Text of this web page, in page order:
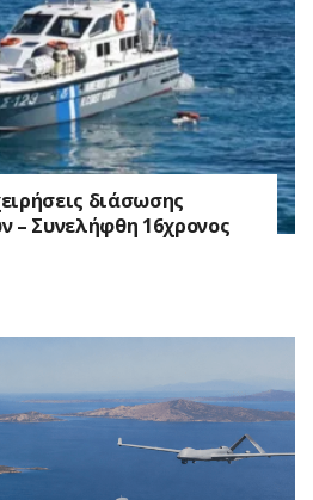
διάσωσης
– Συνελήφθη 16χρονος